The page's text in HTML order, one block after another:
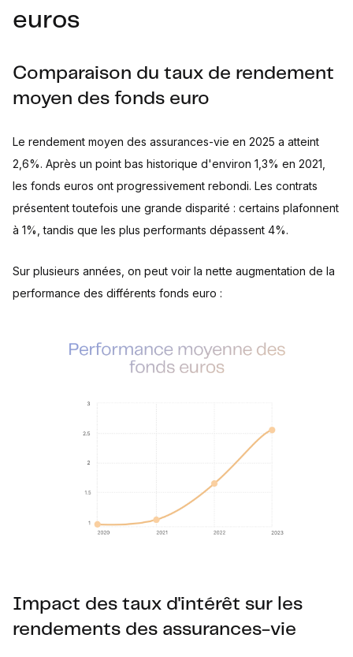
euros
Comparaison du taux de rendement
moyen des fonds euro
Le rendement moyen des assurances-vie en 2025 a atteint
2,6%. Après un point bas historique d'environ 1,3% en 2021,
les fonds euros ont progressivement rebondi. Les contrats
présentent toutefois une grande disparité : certains plafonnent
à 1%, tandis que les plus performants dépassent 4%.
Sur plusieurs années, on peut voir la nette augmentation de la
performance des différents fonds euro :
Impact des taux d'intérêt sur les
rendements des assurances-vie